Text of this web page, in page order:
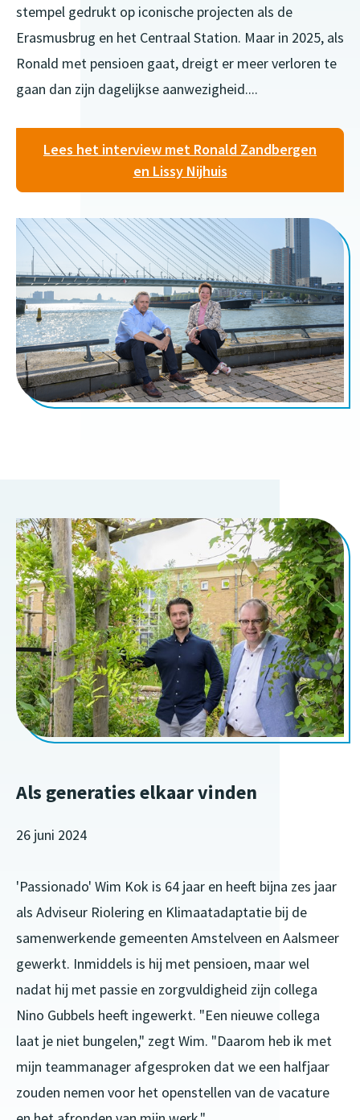
stempel gedrukt op iconische projecten als de
Erasmusbrug en het Centraal Station. Maar in 2025, als
Ronald met pensioen gaat, dreigt er meer verloren te
gaan dan zijn dagelijkse aanwezigheid....
Lees het interview met Ronald Zandbergen
en Lissy Nijhuis
Als generaties elkaar vinden
26 juni 2024
'Passionado' Wim Kok is 64 jaar en heeft bijna zes jaar
als Adviseur Riolering en Klimaatadaptatie bij de
samenwerkende gemeenten Amstelveen en Aalsmeer
gewerkt. Inmiddels is hij met pensioen, maar wel
nadat hij met passie en zorgvuldigheid zijn collega
Nino Gubbels heeft ingewerkt. "Een nieuwe collega
laat je niet bungelen," zegt Wim. "Daarom heb ik met
mijn teammanager afgesproken dat we een halfjaar
zouden nemen voor het openstellen van de vacature